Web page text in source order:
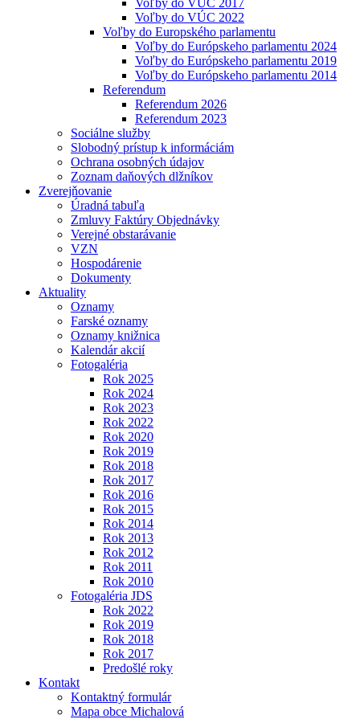
Voľby do VÚC 2017
Voľby do VÚC 2022
Voľby do Europského parlamentu
Voľby do Európskeho parlamentu 2024
Voľby do Európskeho parlamentu 2019
Voľby do Európskeho parlamentu 2014
Referendum
Referendum 2026
Referendum 2023
Sociálne služby
Slobodný prístup k informáciám
Ochrana osobných údajov
Zoznam daňových dlžníkov
Zverejňovanie
Úradná tabuľa
Zmluvy Faktúry Objednávky
Verejné obstarávanie
VZN
Hospodárenie
Dokumenty
Aktuality
Oznamy
Farské oznamy
Oznamy knižnica
Kalendár akcií
Fotogaléria
Rok 2025
Rok 2024
Rok 2023
Rok 2022
Rok 2020
Rok 2019
Rok 2018
Rok 2017
Rok 2016
Rok 2015
Rok 2014
Rok 2013
Rok 2012
Rok 2011
Rok 2010
Fotogaléria JDS
Rok 2022
Rok 2019
Rok 2018
Rok 2017
Predošlé roky
Kontakt
Kontaktný formulár
Mapa obce Michalová